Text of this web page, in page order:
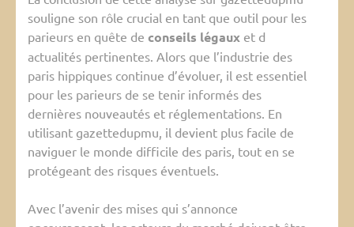
souligne son rôle crucial en tant que outil pour les
parieurs en quête de conseils légaux et d
actualités pertinentes. Alors que l’industrie des
paris hippiques continue d’évoluer, il est essentiel
pour les parieurs de se tenir informés des
dernières nouveautés et réglementations. En
utilisant gazettedupmu, il devient plus facile de
naviguer le monde difficile des paris, tout en se
protégeant des risques éventuels.
Avec l’avenir des mises qui s’annonce